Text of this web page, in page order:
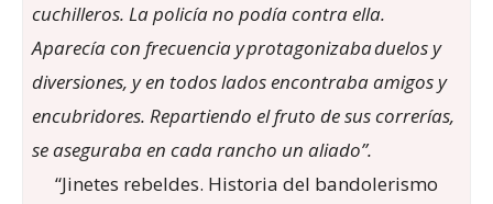
cuchilleros. La policía no podía contra ella.
Aparecía con frecuencia y protagonizaba duelos y
diversiones, y en todos lados encontraba amigos y
encubridores. Repartiendo el fruto de sus correrías,
se aseguraba en cada rancho un aliado”.
“Jinetes rebeldes. Historia del bandolerismo